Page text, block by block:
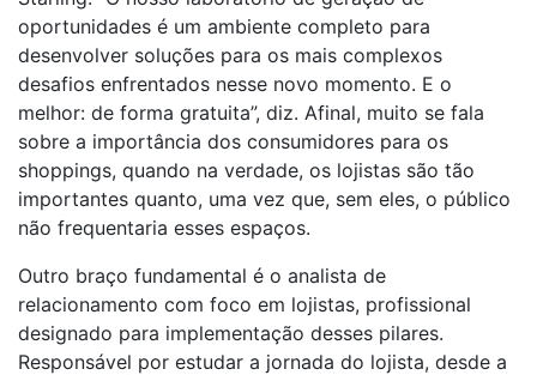
oportunidades é um ambiente completo para
desenvolver soluções para os mais complexos
desafios enfrentados nesse novo momento. E o
melhor: de forma gratuita”, diz. Afinal, muito se fala
sobre a importância dos consumidores para os
shoppings, quando na verdade, os lojistas são tão
importantes quanto, uma vez que, sem eles, o público
não frequentaria esses espaços.
Outro braço fundamental é o analista de
relacionamento com foco em lojistas, profissional
designado para implementação desses pilares.
Responsável por estudar a jornada do lojista, desde a